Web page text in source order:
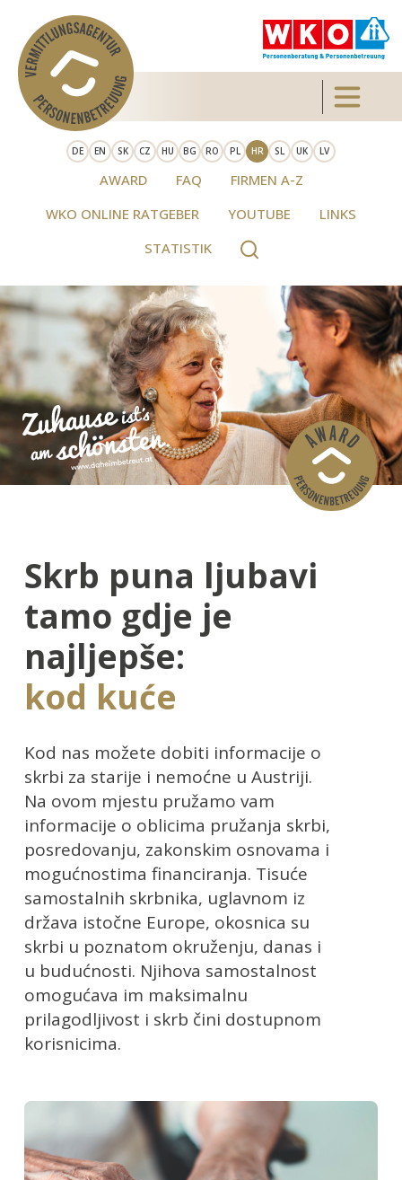
Skip to main content Toggle
DE EN SK CZ HU BG RO PL HR SL UK LV
AWARD FAQ
FIRMEN A-Z
WKO ONLINE RATGEBER
YOUTUBE
LINKS
STATISTIK
Skrb puna ljubavi
tamo gdje je
najljepše:
kod kuće
Kod nas možete dobiti informacije o
skrbi za starije i nemoćne u Austriji.
Na ovom mjestu pružamo vam
informacije o oblicima pružanja skrbi,
posredovanju, zakonskim osnovama i
mogućnostima financiranja. Tisuće
samostalnih skrbnika, uglavnom iz
država istočne Europe, okosnica su
skrbi u poznatom okruženju, danas i
u budućnosti. Njihova samostalnost
omogućava im maksimalnu
prilagodljivost i skrb čini dostupnom
korisnicima.